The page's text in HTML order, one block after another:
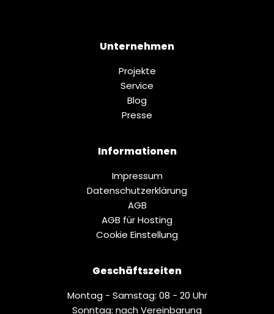
Unternehmen
Projekte
Service
Blog
Presse
Informationen
Impressum
Datenschutz­erklärung
AGB
AGB für Hosting
Cookie Einstellung
Geschäftszeiten
Montag - Samstag: 08 - 20 Uhr
Sonntag: nach Vereinbarung